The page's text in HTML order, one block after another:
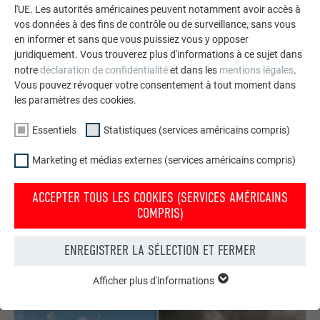
Toiture, façade, solaire, gouttières et protection contre les
crues – avec les produits PREFA en aluminium, votre maison
est non seulement jolie, mais aussi bien protégée !
l'UE. Les autorités américaines peuvent notamment avoir accès à
vos données à des fins de contrôle ou de surveillance, sans vous
en informer et sans que vous puissiez vous y opposer
juridiquement. Vous trouverez plus d'informations à ce sujet dans
notredéclaration de confidentialitéet dans les mentions légales.
Vous pouvez révoquer votre consentement à tout moment dans
les paramètres des cookies.
Essentiels Statistiques (services américains compris)
Marketing et médias externes (services américains compris)
ACCEPTER TOUS LES COOKIES (SERVICES AMÉRICAINS
COMPRIS)
ENREGISTRER LA SÉLECTION ET FERMER
fonctions de base du site Internet. Ils garantissent que le site
Afficher plus d'informations